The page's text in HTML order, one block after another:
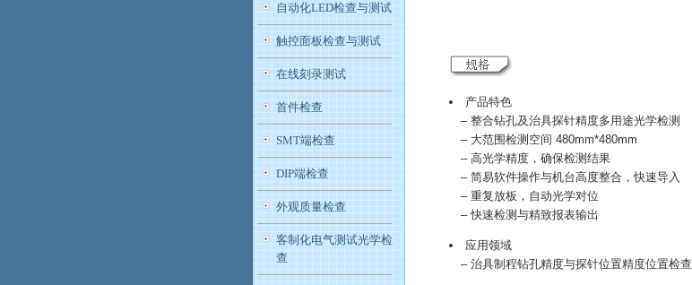
自动化LED检查与测试
触控面板检查与测试
在线刻录测试
首件检查
SMT端检查
DIP端检查
外观质量检查
客制化电气测试光学检
查
产品特色
– 整合钻孔及治具探针精度多用途光学检测
– 大范围检测空间 480mm*480mm
– 高光学精度，确保检测结果
– 简易软件操作与机台高度整合，快速导入
– 重复放板，自动光学对位
– 快速检测与精致报表输出
应用领域
– 治具制程钻孔精度与探针位置精度位置检查